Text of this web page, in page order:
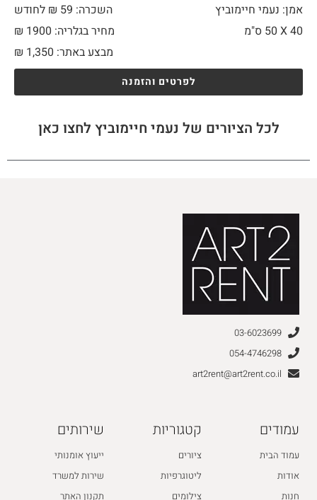
אמן: נעמי חיימוביץ
השכרה: 59 ₪ לחודש
40 X
מחיר בגלריה: 1900 ₪
מבצע באתר:
₪ 1,350
לפרטים והזמנה
לכל הציורים של נעמי חיימוביץ לחצו כאן
03-6023699
054-4746298
art2rent@art2rent.co.il
עמודים
עמוד הבית
אודות
חנות
קטגוריות
ציורים
ליטוגרפיות
צילומים
שירותים
ייעוץ אומנותי
שירות למשרד
תקנון האתר